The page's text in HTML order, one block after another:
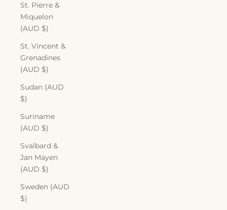
St. Pierre &
Miquelon
(AUD $)
St. Vincent &
Grenadines
(AUD $)
Sudan (AUD
$)
Suriname
(AUD $)
Svalbard &
Jan Mayen
(AUD $)
Sweden (AUD
$)